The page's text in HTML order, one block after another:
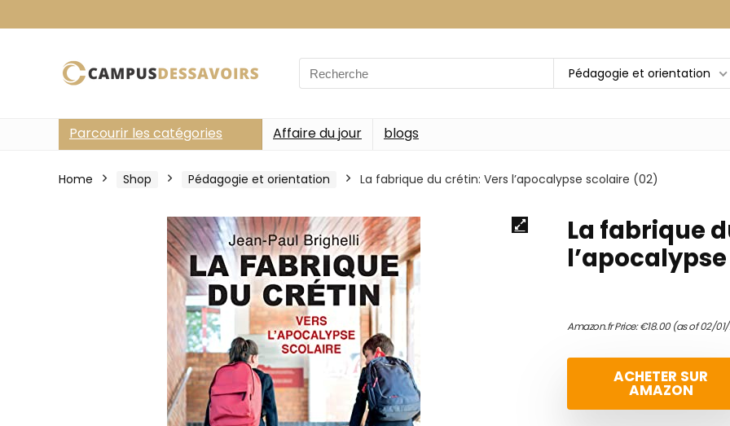
Search
for:
Pédagogie et orientation
Parcourir les catégories Affaire du jour blogs
Home Shop Pédagogie et orientation La fabrique du crétin: Vers l’apocalypse scolaire (02)
La fabrique
Amazon.fr Price:€18.00(as of 02/01/
ACHETER SUR
AMAZON